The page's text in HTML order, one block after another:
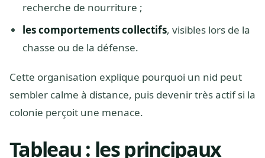
recherche de nourriture ;
les comportements collectifs, visibles lors de la
chasse ou de la défense.
Cette organisation explique pourquoi un nid peut
sembler calme à distance, puis devenir très actif si la
colonie perçoit une menace.
Tableau : les principaux